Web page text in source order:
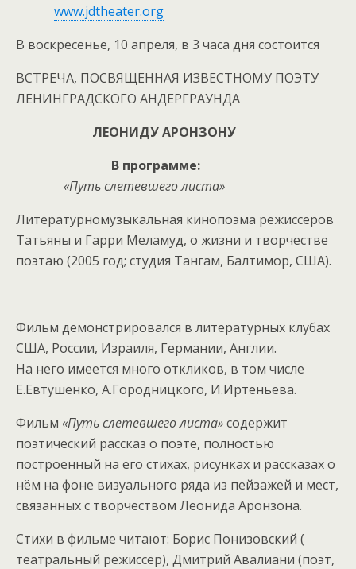
www.jdtheater.org
B воскресенье, 10 апреля, в 3 часа дня состоится
ВСТРЕЧА, ПОСВЯЩЕННАЯ ИЗВЕСТНОМУ ПОЭТУ
ЛЕНИНГРАДСКОГО АНДЕРГРАУНДА
ЛЕОНИДУ АРОНЗОНУ
В программе:
«Путь слетевшего листа»
Литературномузыкальная кинопоэма режиссеров
Татьяны и Гарри Меламуд, о жизни и творчестве
поэтаю (2005 год; студия Тангам, Балтимор, США).
Фильм демонстрировался в литературных клубах
США, России, Израиля, Германии, Англии.
На него имеется много откликов, в том числе
Е.Евтушенко, А.Городницкого, И.Иртеньева.
Фильм «Путь слетевшего листа»содержит
поэтический рассказ о поэте, полностью
построенный на его стихах, рисунках и рассказах о
нём на фоне визуального ряда из пейзажей и мест,
связанных с творчеством Леонида Аронзона.
Стихи в фильме читают: Борис Понизовский (
театральный режиссёр), Дмитрий Авалиани (поэт,